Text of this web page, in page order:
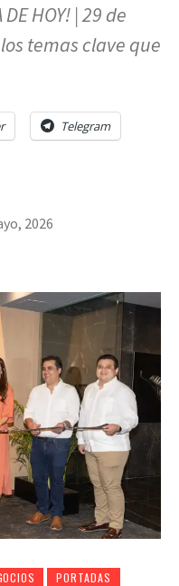
DE HOY! | 29 de
temas clave que
Telegram
2026
PORTADAS